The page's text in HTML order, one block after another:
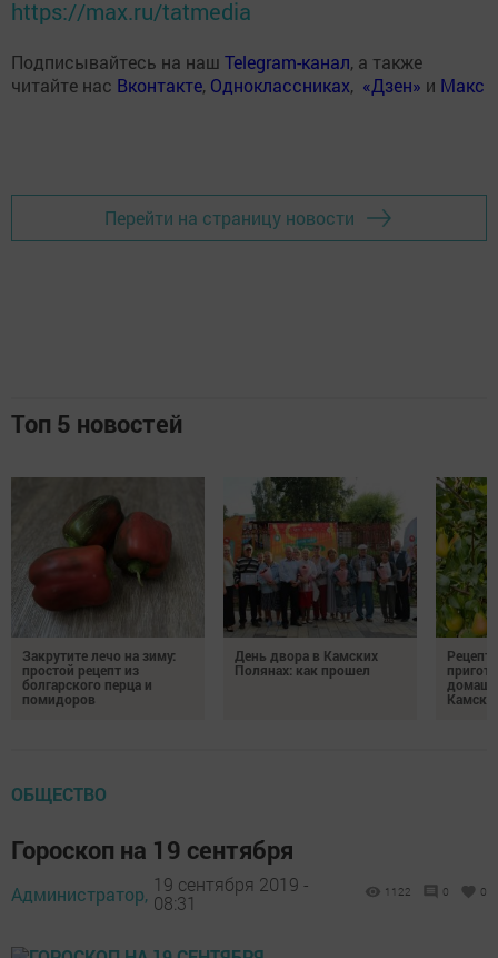
https://max.ru/tatmedia
Подписывайтесь на наш Telegram-канал, а также
читайте нас Вконтакте, Одноклассниках, «Дзен» и Макс
Перейти на страницу новости
Топ 5 новостей
Закрутите лечо на зиму:
простой рецепт из
болгарского перца и
помидоров
День двора в Камских
Полянах: как прошел
ОБЩЕСТВО
Гороскоп на 19 сентября
Администратор, 19 сентября 2019 -
08:31
1122 0 0